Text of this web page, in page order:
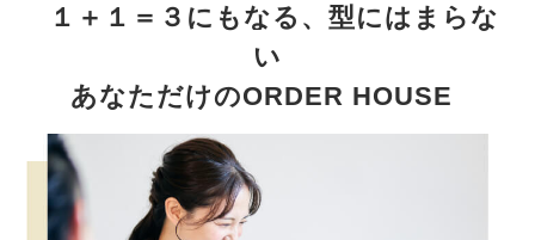
１＋１＝３にもなる、型にはまらな
い
あなただけのORDER HOUSE